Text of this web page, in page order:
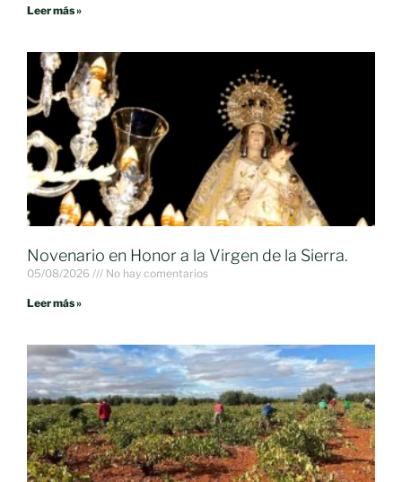
Leer más »
Novenario en Honor a la Virgen de la Sierra.
05/08/2026 No hay comentarios
Leer más »